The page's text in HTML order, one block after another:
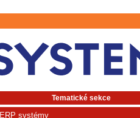
Tematické sekce
ERP systémy